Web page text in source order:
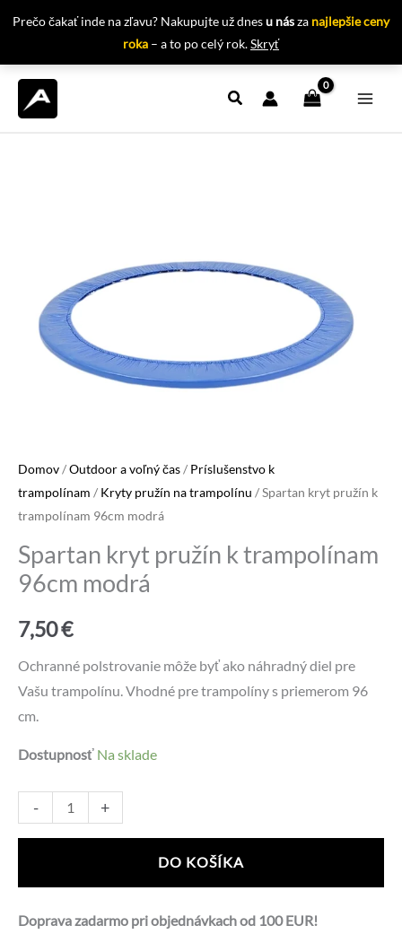
Prečo čakať inde na zľavu? Nakupujte už dnesu násza najlepšie ceny
roka – a to po celý rok.Skryť
Preskočiť
Domov/Outdoor a voľný čas/ Príslušenstvo k
trampolínam / Kryty pružín na trampolínu / Spartan kryt pružín k
trampolínam 96cm modrá
Spartan kryt pružín k trampolínam
96cm modrá
7,50€
Ochranné polstrovanie môže byť ako náhradný diel pre
Vašu trampolínu. Vhodné pre trampolíny s priemerom 96
cm.
Dostupnosť Na sklade
-
množstvo
Spartan
trampolínam
+
DO KOŠÍKA
Doprava zadarmo pri objednávkach od 100 EUR!